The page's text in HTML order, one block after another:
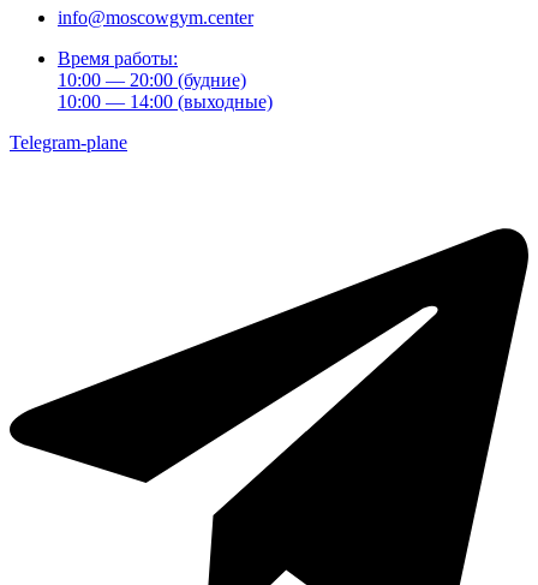
info@moscowgym.center
Время работы:
10:00 — 20:00 (будние)
10:00 — 14:00 (выходные)
Telegram-plane